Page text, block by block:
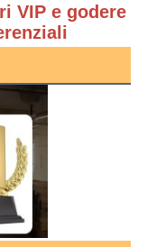
VIP e godere